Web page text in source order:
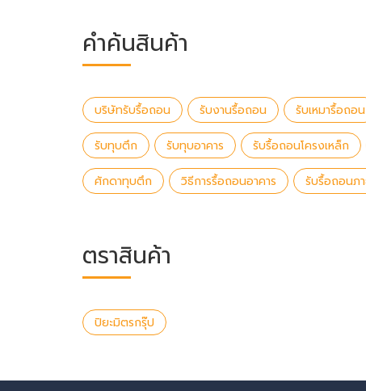
คำค้นสินค้า
บริษัทรับรื้อถอน รับงานรื้อถอน รับเหมารื้อถอน
รับทุบตึก รับทุบอาคาร รับรื้อถอนโครงเหล็ก
ศักดาทุบตึก วิธีการรื้อถอนอาคาร รับรื้อถอนภ
ตราสินค้า
ปิยะมิตรกรุ๊ป